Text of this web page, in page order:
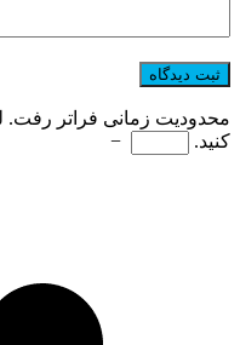
محدودیت زمانی فراتر رفت.
کنید.
−